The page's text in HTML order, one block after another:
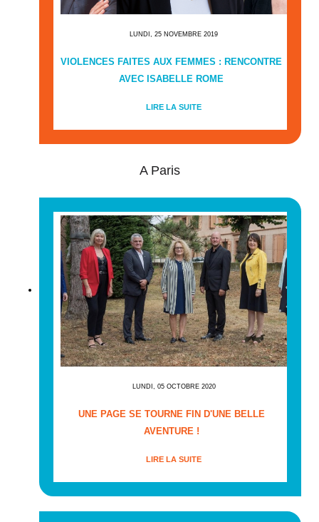
LUNDI, 25 NOVEMBRE 2019
VIOLENCES FAITES AUX FEMMES : RENCONTRE
AVEC ISABELLE ROME
LIRE LA SUITE
A Paris
LUNDI, 05 OCTOBRE 2020
UNE PAGE SE TOURNE FIN D'UNE BELLE
AVENTURE !
LIRE LA SUITE